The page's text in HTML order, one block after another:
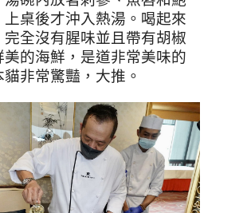
上桌後才沖入熱湯。喝起來
完全沒有腥味並且帶有胡椒
美的海鮮，是道非常美味的
非常驚豔，大推。